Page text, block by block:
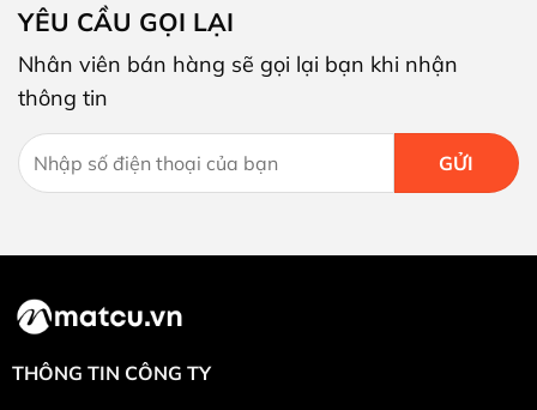
YÊU CẦU GỌI LẠI
Nhân viên bán hàng sẽ gọi lại bạn khi nhận
thông tin
THÔNG TIN CÔNG TY